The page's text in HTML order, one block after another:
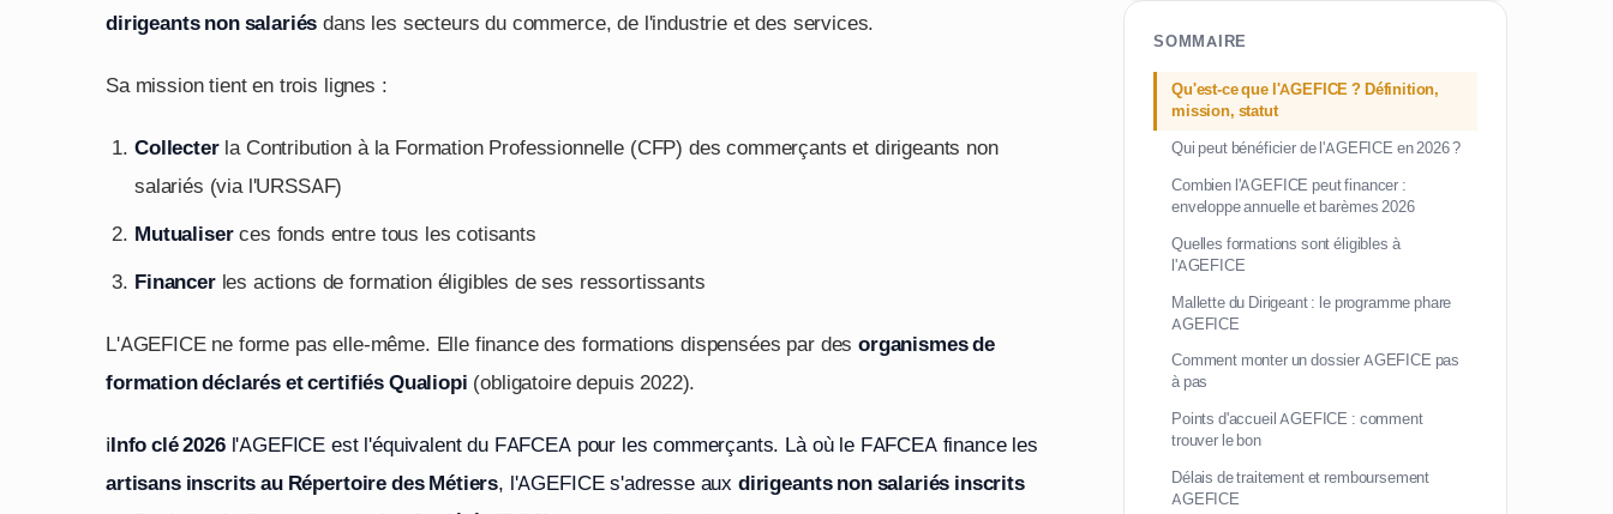
dirigeants non salariés dans les secteurs du commerce, de l'industrie et des services.
Sa mission tient en trois lignes :
Collecterla Contribution à la Formation Professionnelle (CFP) des commerçants et dirigeants non
salariés (via l'URSSAF)
Mutualiserces fonds entre tous les cotisants
Financerles actions de formation éligibles de ses ressortissants
L'AGEFICE ne forme pas elle-même. Elle finance des formations dispensées par desorganismes de
formation déclarés et certifiés Qualiopi (obligatoire depuis 2022).
ℹ️Info clé 2026l'AGEFICE est l'équivalent du FAFCEA pour les commerçants. Là où le FAFCEA finance les
artisans inscrits au Répertoire des Métiers, l'AGEFICE s'adresse aux dirigeants non salariés inscrits
SOMMAIRE
Qu'est-ce que l'AGEFICE ? Définition,
mission, statut
Qui peut bénéficier de l'AGEFICE en 2026 ?
Combien l'AGEFICE peut financer :
enveloppe annuelle et barèmes 2026
Quelles formations sont éligibles à
l'AGEFICE
Mallette du Dirigeant : le programme phare
AGEFICE
Comment monter un dossier AGEFICE pas
à pas
Points d'accueil AGEFICE : comment
trouver le bon
Délais de traitement et remboursement
AGEFICE